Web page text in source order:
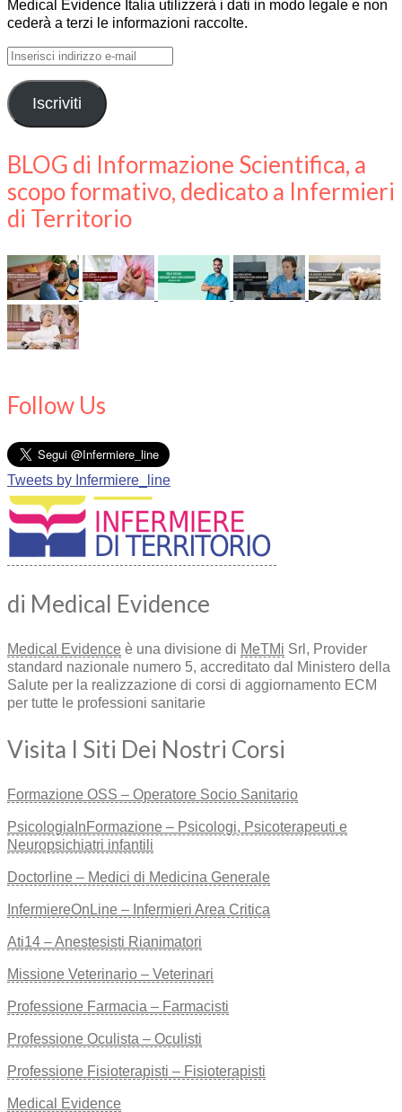
Medical Evidence Italia utilizzerà i dati in modo legale e non
cederà a terzi le informazioni raccolte.
Inserisci
e-
mail Iscriviti
BLOG di Informazione Scientifica, a
scopo formativo, dedicato a Infermieri
di Territorio
Follow Us
Tweets by Infermiere_line
di Medical Evidence
Medical Evidence è una divisione di MeTMi Srl, Provider
standard nazionale numero 5, accreditato dal Ministero della
Salute per la realizzazione di corsi di aggiornamento ECM
per tutte le professioni sanitarie
Visita I Siti Dei Nostri Corsi
Formazione OSS – Operatore Socio Sanitario
PsicologiaInFormazione – Psicologi, Psicoterapeuti e
Neuropsichiatri infantili
Doctorline – Medici di Medicina Generale
InfermiereOnLine – Infermieri Area Critica
Ati14 – Anestesisti Rianimatori
Missione Veterinario – Veterinari
Professione Farmacia – Farmacisti
Professione Oculista – Oculisti
Professione Fisioterapisti – Fisioterapisti
Medical Evidence